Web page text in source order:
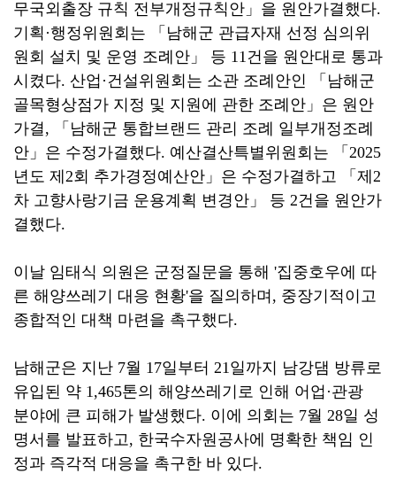
무국외출장 규칙 전부개정규칙안」을 원안가결했다.
기획·행정위원회는 「남해군 관급자재 선정 심의위
원회 설치 및 운영 조례안」 등 11건을 원안대로 통과
시켰다. 산업·건설위원회는 소관 조례안인 「남해군
골목형상점가 지정 및 지원에 관한 조례안」은 원안
가결, 「남해군 통합브랜드 관리 조례 일부개정조례
안」은 수정가결했다. 예산결산특별위원회는 「2025
년도 제2회 추가경정예산안」은 수정가결하고 「제2
차 고향사랑기금 운용계획 변경안」 등 2건을 원안가
결했다.
이날 임태식 의원은 군정질문을 통해 '집중호우에 따
른 해양쓰레기 대응 현황'을 질의하며, 중장기적이고
종합적인 대책 마련을 촉구했다.
남해군은 지난 7월 17일부터 21일까지 남강댐 방류로
유입된 약 1,465톤의 해양쓰레기로 인해 어업·관광
분야에 큰 피해가 발생했다. 이에 의회는 7월 28일 성
명서를 발표하고, 한국수자원공사에 명확한 책임 인
정과 즉각적 대응을 촉구한 바 있다.